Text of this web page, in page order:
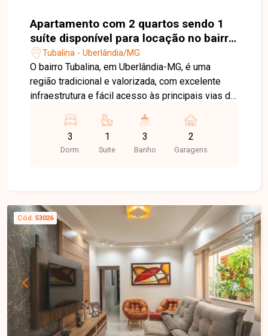
Apartamento com 2 quartos sendo 1
suíte disponível para locação no bairro
Tubalina em Uberlândia-MG
Tubalina - Uberlândia/MG
O bairro Tubalina, em Uberlândia-MG, é uma
região tradicional e valorizada, com excelente
infraestrutura e fácil acesso às principais vias da
farmácias, comércios e diversos serviços,
oferece praticidade e qualidade de vida para toda
a família. Cobertura com sol da manhã com
03 quartos, sendo 01 suíte, 02 banheiro social e
cozinha funcional. No segundo piso, dispõe de
ampla sala de TV, closet com possibilidade de
reversão para um 03º quarto, além de área
gourmet integrada à lavanderia, proporcionando
um ambiente ideal para momentos de lazer e
confraternização. Entre em contato para mais
informações e agende uma visita para conhecer
esta excelente cobertura.
3
Dorm.
1
Suite
3
Banho
2
Garagens
Cód. 53026